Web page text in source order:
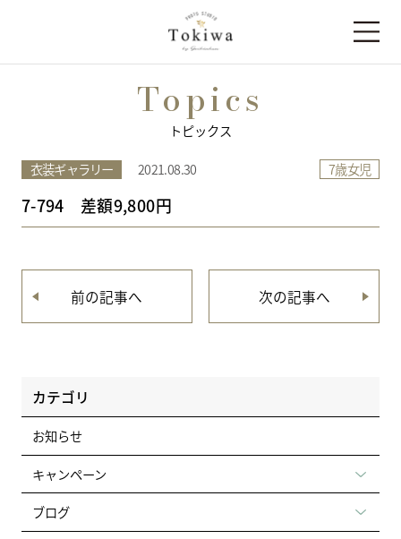
Topics
トピックス
衣装ギャラリー 2021.08.30 7歳女児
7-794 差額9,800円
前の記事へ 次の記事へ
カテゴリ
お知らせ
キャンペーン
ブログ